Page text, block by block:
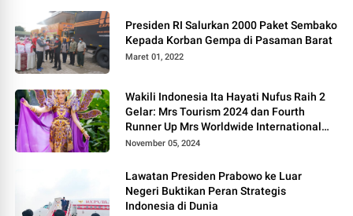
Presiden RI Salurkan 2000 Paket Sembako
Kepada Korban Gempa di Pasaman Barat
Maret 01, 2022
Wakili Indonesia Ita Hayati Nufus Raih 2
Gelar: Mrs Tourism 2024 dan Fourth
Runner Up Mrs Worldwide International
2024, di Pemilihan Mrs Worldwide 2024
November 05, 2024
Lawatan Presiden Prabowo ke Luar
Negeri Buktikan Peran Strategis
Indonesia di Dunia